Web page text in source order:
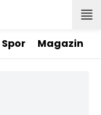
Spor Magazin